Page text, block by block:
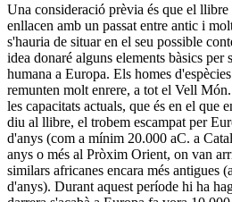
Una consideració prèvia és que el llibre
enllacen amb un passat entre antic i
s'hauria de situar en el seu possible
idea donaré alguns elements bàsics per
humana a Europa. Els homes
remunten molt enrere, a tot el Vell
les capacitats actuals, que és en el que
diu al llibre, el trobem escampat per
d'anys (com a mínim 20.000 aC. a
anys o més al Pròxim Orient, on van
similars africanes encara més antigues
d'anys). Durant aquest període hi ha